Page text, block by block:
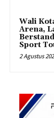
Wali
Arena,
Sport
2 Agustus